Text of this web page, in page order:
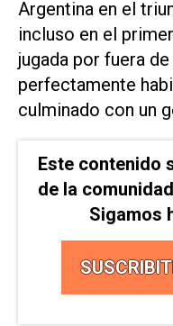
Argentina en el
incluso en el
jugada por fuera
perfectamente
culminado con un
Este contenido
de la
Sigamos